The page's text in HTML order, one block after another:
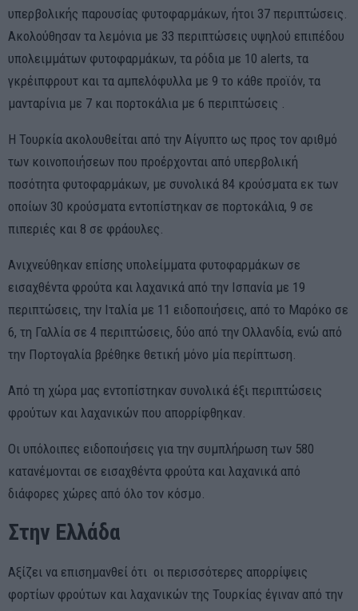
υπερβολικής παρουσίας φυτοφαρμάκων, ήτοι 37 περιπτώσεις.
Ακολούθησαν τα λεμόνια με 33 περιπτώσεις υψηλού επιπέδου
υπολειμμάτων φυτοφαρμάκων, τα ρόδια με 10 alerts, τα
γκρέιπφρουτ και τα αμπελόφυλλα με 9 το κάθε προϊόν, τα
μανταρίνια με 7 και πορτοκάλια με 6 περιπτώσεις .
Η Τουρκία ακολουθείται από την Αίγυπτο ως προς τον αριθμό
των κοινοποιήσεων που προέρχονται από υπερβολική
ποσότητα φυτοφαρμάκων, με συνολικά 84 κρούσματα εκ των
οποίων 30 κρούσματα εντοπίστηκαν σε πορτοκάλια, 9 σε
πιπεριές και 8 σε φράουλες.
Ανιχνεύθηκαν επίσης υπολείμματα φυτοφαρμάκων σε
εισαχθέντα φρούτα και λαχανικά από την Ισπανία με 19
περιπτώσεις, την Ιταλία με 11 ειδοποιήσεις, από το Μαρόκο σε
6, τη Γαλλία σε 4 περιπτώσεις, δύο από την Ολλανδία, ενώ από
την Πορτογαλία βρέθηκε θετική μόνο μία περίπτωση.
Από τη χώρα μας εντοπίστηκαν συνολικά έξι περιπτώσεις
φρούτων και λαχανικών που απορρίφθηκαν.
Οι υπόλοιπες ειδοποιήσεις για την συμπλήρωση των 580
κατανέμονται σε εισαχθέντα φρούτα και λαχανικά από
διάφορες χώρες από όλο τον κόσμο.
Στην Ελλάδα
Αξίζει να επισημανθεί ότι οι περισσότερες απορρίψεις
φορτίων φρούτων και λαχανικών της Τουρκίας έγιναν από την